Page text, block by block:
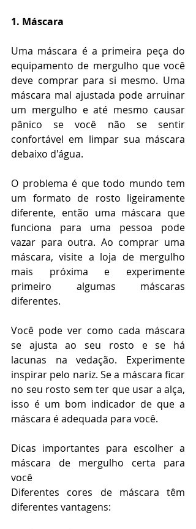
1. Máscara
Uma máscara é a primeira peça do
equipamento de mergulho que você
deve comprar para si mesmo. Uma
máscara mal ajustada pode arruinar
um mergulho e até mesmo causar
pânico se você não se sentir
confortável em limpar sua máscara
debaixo d'água.
O problema é que todo mundo tem
um formato de rosto ligeiramente
diferente, então uma máscara que
funciona para uma pessoa pode
vazar para outra. Ao comprar uma
máscara, visite a loja de mergulho
mais próxima e experimente
primeiro algumas máscaras
diferentes.
Você pode ver como cada máscara
se ajusta ao seu rosto e se há
lacunas na vedação. Experimente
inspirar pelo nariz. Se a máscara ficar
no seu rosto sem ter que usar a alça,
isso é um bom indicador de que a
máscara é adequada para você.
Dicas importantes para escolher a
máscara de mergulho certa para
você
Diferentes cores de máscara têm
diferentes vantagens: